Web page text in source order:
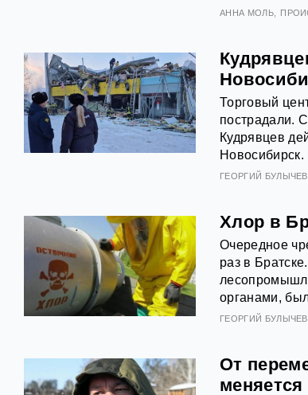
АННА МОЛЬ
Торговый
пострадали.
Кудрявцев
Новосибирск.
ГЕОРГИЙ БУЛЫЧЕВ
Хлор в
Очередное
раз в
органами,
ГЕОРГИЙ БУЛЫЧЕВ
От
меняется